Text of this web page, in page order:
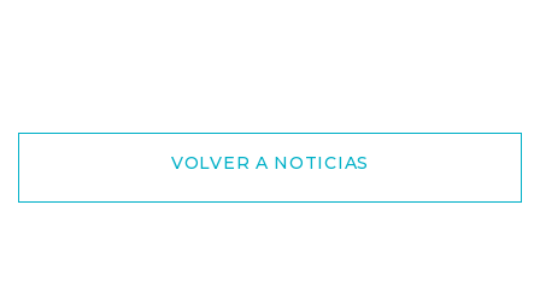
VOLVER A NOTICIAS